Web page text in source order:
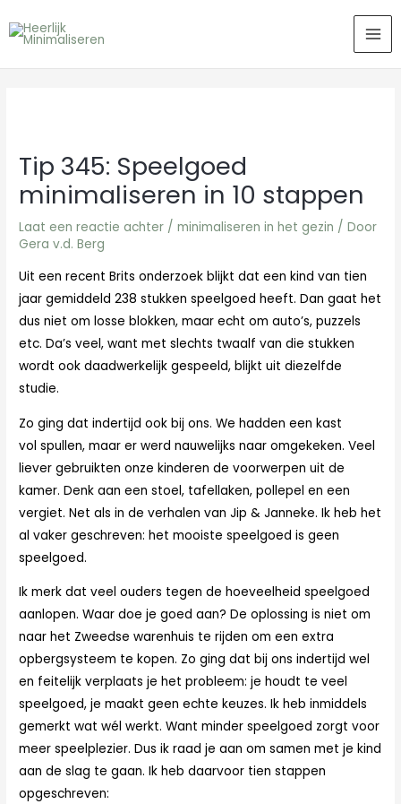
naar
Tip 345: Speelgoed
minimaliseren in 10 stappen
Laat een reactie achter /minimaliseren in het gezin / Door
Gera v.d. Berg
Uit een recent Brits onderzoek blijkt dat een kind van tien
jaar gemiddeld 238 stukken speelgoed heeft. Dan gaat het
dus niet om losse blokken, maar echt om auto’s, puzzels
etc. Da’s veel, want met slechts twaalf van die stukken
wordt ook daadwerkelijk gespeeld, blijkt uit diezelfde
studie.
Zo ging dat indertijd ook bij ons. We hadden een kast
vol spullen, maar er werd nauwelijks naar omgekeken. Veel
liever gebruikten onze kinderen de voorwerpen uit de
kamer. Denk aan een stoel, tafellaken, pollepel en een
vergiet. Net als in de verhalen van Jip & Janneke. Ik heb het
al vaker geschreven: het mooiste speelgoed is geen
speelgoed.
Ik merk dat veel ouders tegen de hoeveelheid speelgoed
aanlopen. Waar doe je goed aan? De oplossing is niet om
naar het Zweedse warenhuis te rijden om een extra
opbergsysteem te kopen. Zo ging dat bij ons indertijd wel
en feitelijk verplaats je het probleem: je houdt te veel
speelgoed, je maakt geen echte keuzes. Ik heb inmiddels
gemerkt wat wél werkt. Want minder speelgoed zorgt voor
meer speelplezier. Dus ik raad je aan om samen met je kind
aan de slag te gaan. Ik heb daarvoor tien stappen
opgeschreven: